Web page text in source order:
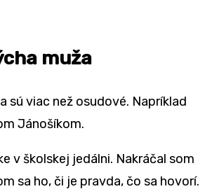
muža
sú viac než osudové. Napríklad
Jánošíkom.
v školskej jedálni. Nakráčal som
sa ho, či je pravda, čo sa hovorí.